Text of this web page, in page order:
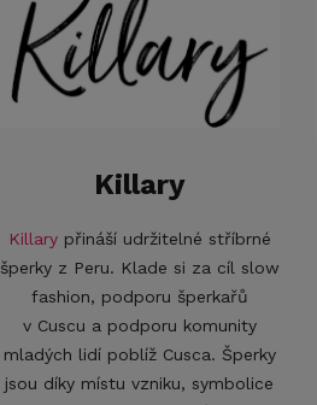
Killary
Killarypřináší udržitelné stříbrné
šperky z Peru. Klade si za cíl slow
fashion, podporu šperkařů
v Cuscu a podporu komunity
mladých lidí poblíž Cusca. Šperky
jsou díky místu vzniku, symbolice